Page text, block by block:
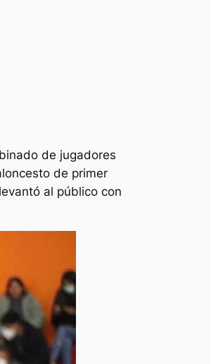
de jugadores
de primer
al público con